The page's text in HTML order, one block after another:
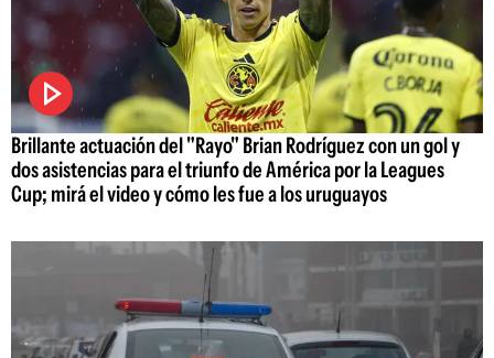
Brillante actuación del "Rayo" Brian Rodríguez con un gol y
dos asistencias para el triunfo de América por la Leagues
Cup; mirá el video y cómo les fue a los uruguayos